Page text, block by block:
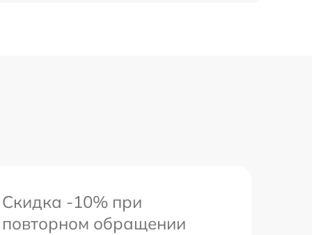
Скидка -10% при
повторном обращении